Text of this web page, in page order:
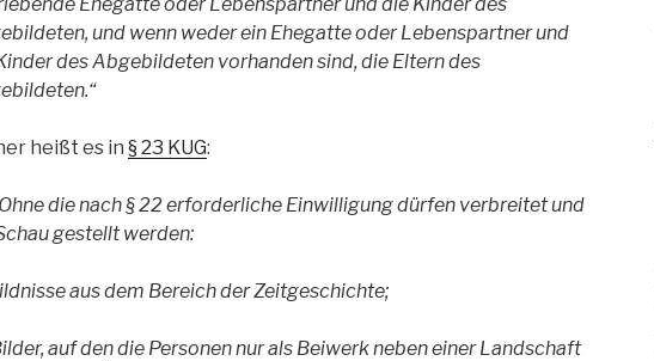
und wenn weder ein Ehegatte oder Lebenspartner und
des Abgebildeten vorhanden sind, die Eltern des
heißt es in § 23 KUG:
Ohne die nach § 22 erforderliche Einwilligung dürfen verbreitet und
gestellt werden:
aus dem Bereich der Zeitgeschichte;
auf den die Personen nur als Beiwerk neben einer Landschaft